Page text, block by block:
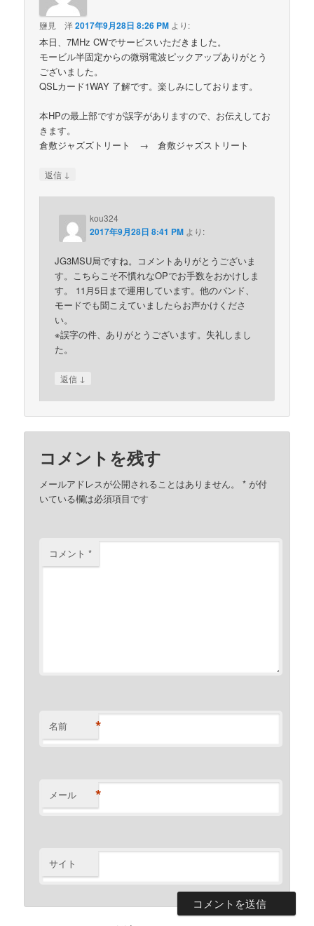
鹽見 洋2017年9月28日 8:26 PM より:
本日、7MHz CWでサービスいただきました。
モービル半固定からの微弱電波ピックアップありがとう
ございました。
QSLカード1WAY 了解です。楽しみにしております。
本HPの最上部ですが誤字がありますので、お伝えしてお
きます。
倉敷ジャズズトリート → 倉敷ジャズストリート
返信 ↓
kou324
2017年9月28日 8:41 PM より:
JG3MSU局ですね。コメントありがとうございま
す。こちらこそ不慣れなOPでお手数をおかけしま
す。 11月5日まで運用しています。他のバンド、
モードでも聞こえていましたらお声かけくださ
い。
※誤字の件、ありがとうございます。失礼しまし
た。
返信 ↓
コメントを残す
メールアドレスが公開されることはありません。 * が付
いている欄は必須項目です
コメント*
名前 *
メール *
サイト